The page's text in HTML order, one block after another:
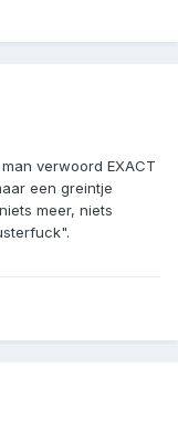
verwoord EXACT
een greintje
meer, niets